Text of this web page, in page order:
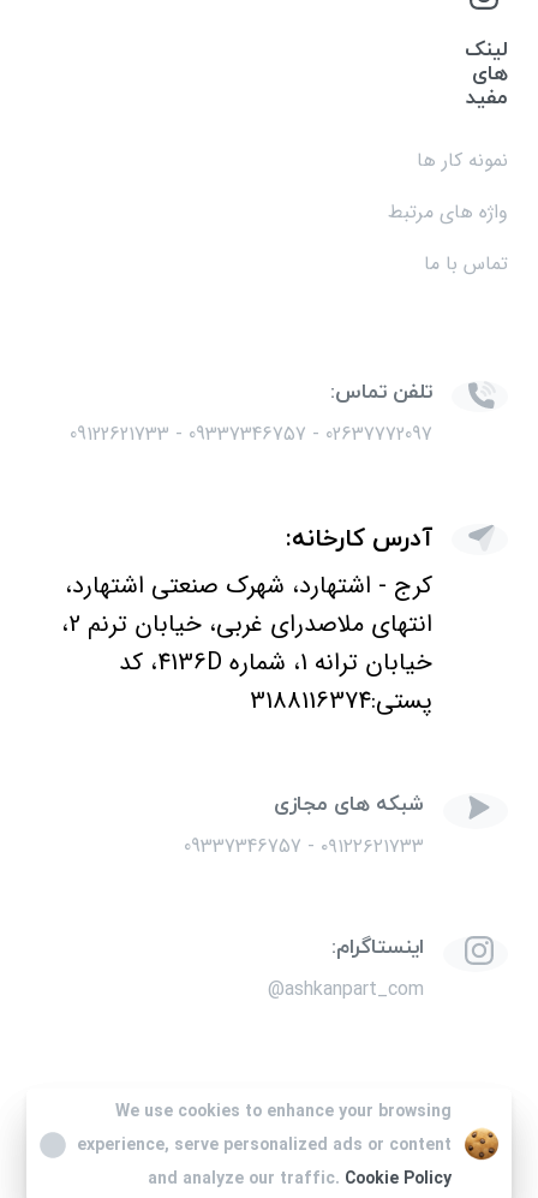
لینک
های
مفید
نمونه کار ها
واژه های مرتبط
تماس با ما
تلفن تماس:
02637772097 - 09337346757 - 09122621733
آدرس کارخانه:
كرج - اشتهارد، شهرک صنعتی اشتهارد،
انتهای ملاصدرای غربی، خیابان ترنم 2،
خیابان ترانه 1، شماره 4136D، کد
پستی:3188116374
شبکه های مجازی
۰۹۱۲۲۶۲۱۷۳۳ - 09337346757
اینستاگرام:
ashkanpart_com@
© تمامی حقوق برای اشکان پارت آفرین محفوظ است. طراحی
سایت و توسعه توسطاحد فلاحی
We use cookies to enhance your browsing
experience, serve personalized ads or content
and analyze our traffic. Cookie Policy
We use cookies to enhance your browsing
experience, serve personalized ads or content
and analyze our traffic. Cookie Policy